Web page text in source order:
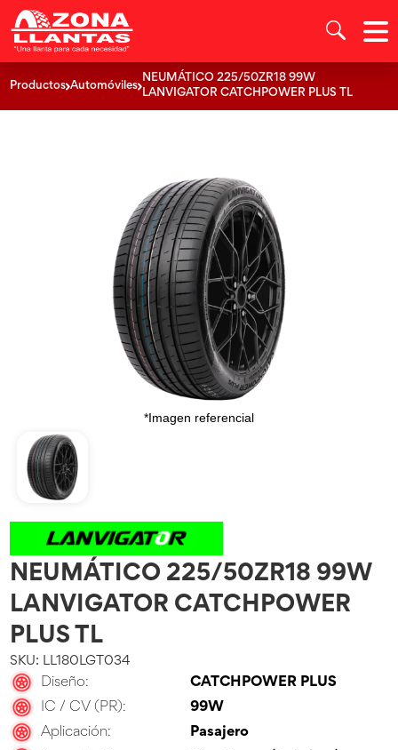
Productos Automóviles
NEUMÁTICO 225/50ZR18 99W
LANVIGATOR CATCHPOWER PLUS TL
*Imagen referencial
NEUMÁTICO 225/50ZR18 99W
LANVIGATOR CATCHPOWER
PLUS TL
SKU: LL180LGT034
Diseño:
CATCHPOWER PLUS
IC / CV (PR):
99W
Aplicación:
Pasajero